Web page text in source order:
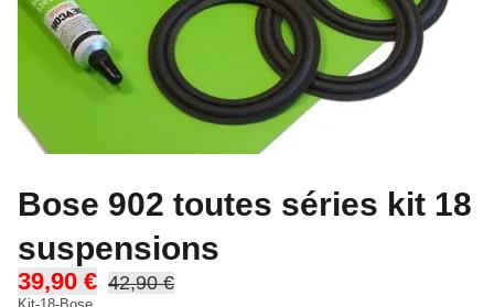
Bose 902 toutes séries kit 18
suspensions
39,90 € 42,90 €